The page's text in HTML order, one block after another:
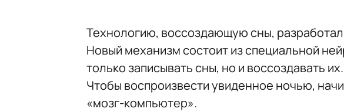
Технологию, воссоздающую сны,
Новый механизм состоит из специальной
только записывать сны, но и воссоздавать их.
Чтобы воспроизвести увиденное ночью,
«мозг-компьютер».